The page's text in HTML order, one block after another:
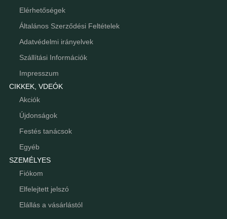
Elérhetőségek
Általános Szerződési Feltételek
Adatvédelmi irányelvek
Szállítási Információk
Impresszum
CIKKEK, VDEÓK
Akciók
Újdonságok
Festés tanácsok
Egyéb
SZEMÉLYES
Fiókom
Elfelejtett jelszó
Elállás a vásárlástól